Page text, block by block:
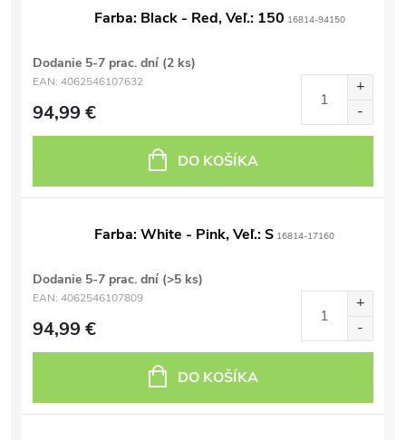
Farba: Black - Red, Veľ.: 150 16814-94150
Dodanie 5-7 prac. dní (2 ks)
EAN: 4062546107632
94,99 €
DO KOŠÍKA
Farba: White - Pink, Veľ.: S 16814-17160
Dodanie 5-7 prac. dní (>5 ks)
EAN: 4062546107809
94,99 €
DO KOŠÍKA